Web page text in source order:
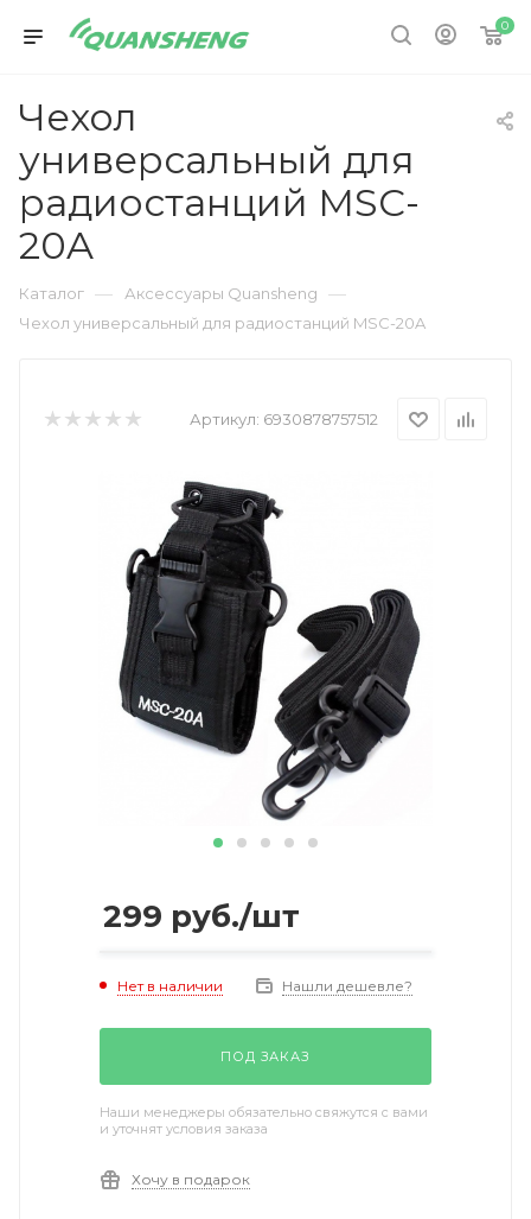
0
Чехол
универсальный для
радиостанций MSC-
20A
Каталог — Аксессуары Quansheng —
Чехол универсальный для радиостанций MSC-20A
Артикул: 6930878757512
299 руб./шт
Нет в наличии Нашли дешевле?
ПОД ЗАКАЗ
Наши менеджеры обязательно свяжутся с вами
и уточнят условия заказа
Хочу в подарок